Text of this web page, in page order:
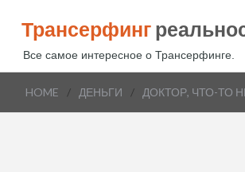
Трансерфинг
Все самое интересное о Трансерфинге.
HOME / ДЕНЬГИ / ДОКТОР, ЧТО-ТО